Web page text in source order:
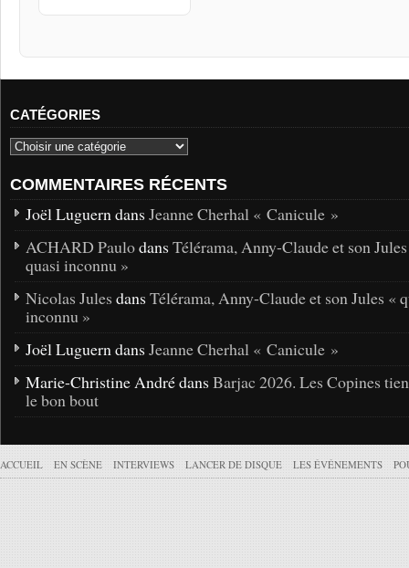
CATÉGORIES
COMMENTAIRES RÉCENTS
Joël Luguern dans Jeanne Cherhal « Canicule »
ACHARD Paulodans Télérama, Anny-Claude et son
quasi inconnu »
Nicolas Jules dans Télérama, Anny-Claude et son Jules «
inconnu »
Joël Luguern dans Jeanne Cherhal « Canicule »
Marie-Christine André dans Barjac 2026. Les Copines
le bon bout
ACCUEIL EN SCÈNE INTERVIEWS LANCER DE DISQUE LES ÉVÉNEMENTS